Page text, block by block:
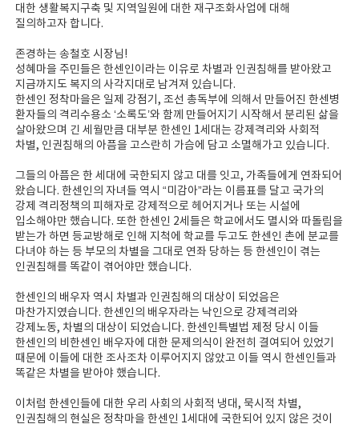
대한 생활복지구축 및 지역일원에 대한 재구조화사업에 대해
질의하고자 합니다.
존경하는 송철호 시장님!
성혜마을 주민들은 한센인이라는 이유로 차별과 인권침해를 받아왔고
지금까지도 복지의 사각지대로 남겨져 있습니다.
한센인 정착마을은 일제 강점기, 조선 총독부에 의해서 만들어진 한센병
환자들의 격리수용소 ‘소록도’와 함께 만들어지기 시작해서 분리된 삶을
살아왔으며 긴 세월만큼 대부분 한센인 1세대는 강제격리와 사회적
차별, 인권침해의 아픔을 고스란히 가슴에 담고 소멸해가고 있습니다.
그들의 아픔은 한 세대에 국한되지 않고 대를 잇고, 가족들에게 연좌되어
왔습니다. 한센인의 자녀들 역시 “미감아”라는 이름표를 달고 국가의
강제 격리정책의 피해자로 강제적으로 헤어지거나 또는 시설에
입소해야만 했습니다. 또한 한센인 2세들은 학교에서도 멸시와 따돌림을
받는가 하면 등교방해로 인해 지척에 학교를 두고도 한센인 촌에 분교를
다녀야 하는 등 부모의 차별을 그대로 연좌 당하는 등 한센인이 겪는
인권침해를 똑같이 겪어야만 했습니다.
한센인의 배우자 역시 차별과 인권침해의 대상이 되었음은
마찬가지였습니다. 한센인의 배우자라는 낙인으로 강제격리와
강제노동, 차별의 대상이 되었습니다. 한센인특별법 제정 당시 이들
한센인의 비한센인 배우자에 대한 문제의식이 완전히 결여되어 있었기
때문에 이들에 대한 조사조차 이루어지지 않았고 이들 역시 한센인들과
똑같은 차별을 받아야 했습니다.
이처럼 한센인들에 대한 우리 사회의 사회적 냉대, 묵시적 차별,
인권침해의 현실은 정착마을 한센인 1세대에 국한되어 있지 않은 것이